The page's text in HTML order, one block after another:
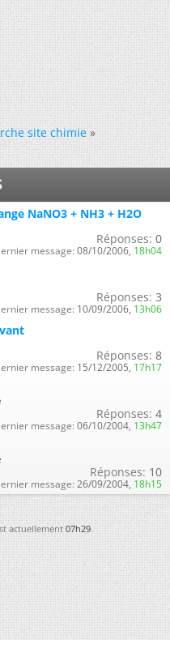
site chimie »
NaNO3 + NH3 + H2O
Réponses: 0
message: 08/10/2006, 18h04
Réponses: 3
message: 10/09/2006, 13h06
Réponses: 8
message: 15/12/2005, 17h17
Réponses: 4
message: 06/10/2004, 13h47
Réponses: 10
message: 26/09/2004, 18h15
actuellement07h29.